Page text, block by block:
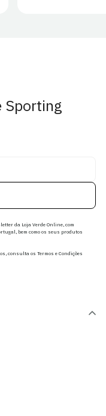
Sporting
da Loja Verde Online, com
bem como os seus produtos
consulta os Termos e Condições